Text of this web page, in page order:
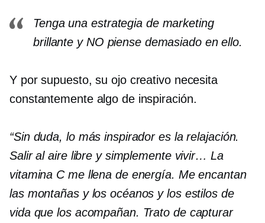
Tenga una estrategia de marketing
brillante y NO piense demasiado en ello.
Y por supuesto, su ojo creativo necesita
constantemente algo de inspiración.
“Sin duda, lo más inspirador es la relajación.
Salir al aire libre y simplemente vivir… La
vitamina C me llena de energía. Me encantan
las montañas y los océanos y los estilos de
vida que los acompañan. Trato de capturar